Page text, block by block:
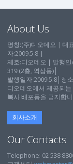
About Us
명칭:(주)디오데오 | 대
자:2009.5.8 |
제호:디오데오 | 발행
319 (2층, 역삼동)│
발행일자:2009.5.8│청
디오데오에서 제공되
복사 배포등을 금지합
회사소개
Our Contacts
Telephone: 02 538